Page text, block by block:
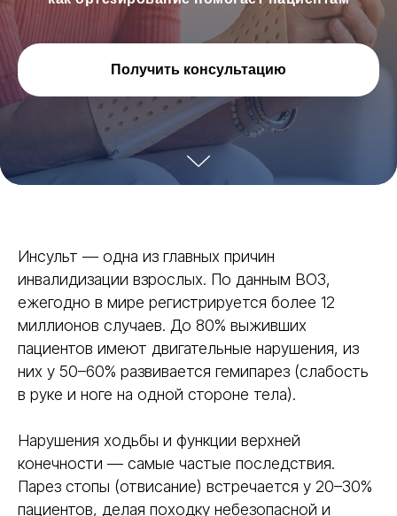
Получить консультацию
Инсульт — одна из главных причин
инвалидизации взрослых. По данным ВОЗ,
ежегодно в мире регистрируется более 12
миллионов случаев. До 80% выживших
пациентов имеют двигательные нарушения, из
них у 50–60% развивается гемипарез (слабость
в руке и ноге на одной стороне тела).
Нарушения ходьбы и функции верхней
конечности — самые частые последствия.
Парез стопы (отвисание) встречается у 20–30%
пациентов, делая походку небезопасной и